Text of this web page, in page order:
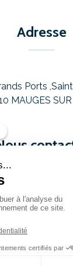
Adresse
Ports
MAUGES
06 84 36 62